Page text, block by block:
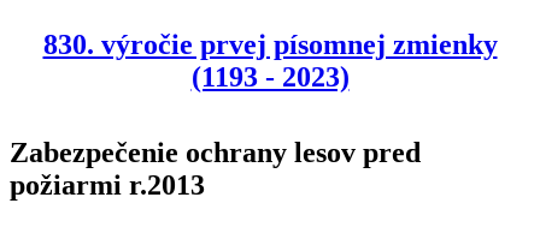
830. výročie prvej písomnej zmienky
(1193 - 2023)
Zabezpečenie ochrany lesov pred
požiarmi r.2013